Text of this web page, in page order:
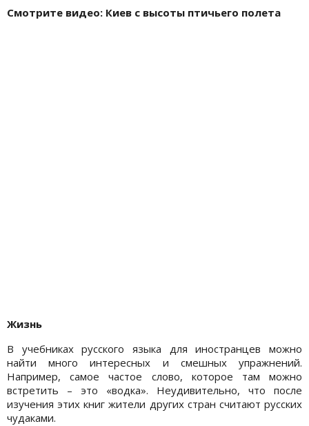
Смотрите видео: Киев с высоты птичьего полета
Жизнь
В учебниках русского языка для иностранцев можно
найти много интересных и смешных упражнений.
Например, самое частое слово, которое там можно
встретить – это «водка». Неудивительно, что после
изучения этих книг жители других стран считают русских
чудаками.